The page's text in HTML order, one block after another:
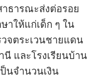
ธารณะส่งต่อรอย
าให้แก่เด็ก ๆ ใน
จตระเวนชายแดน
และโรงเรียนบ้าน
นจำนวนเงิน